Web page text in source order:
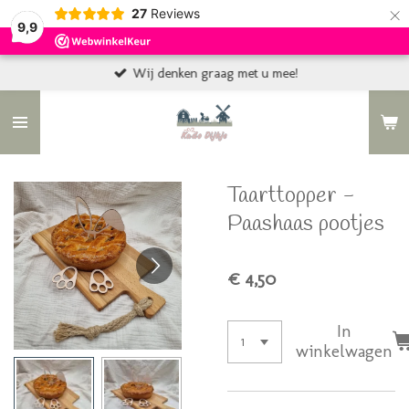
9,9
27 Reviews ×
Wij denken graag met u mee!
Taarttopper -
Paashaas pootjes
€ 4,50
In
winkelwagen